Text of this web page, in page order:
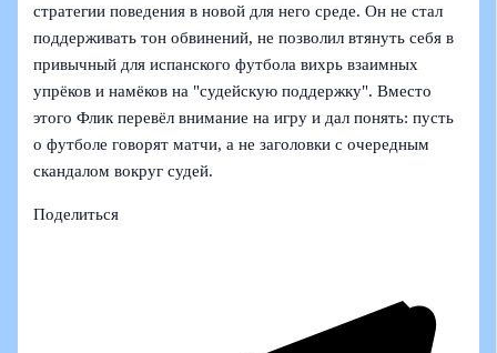
стратегии поведения в новой для него среде. Он не стал
поддерживать тон обвинений, не позволил втянуть себя в
привычный для испанского футбола вихрь взаимных
упрёков и намёков на "судейскую поддержку". Вместо
этого Флик перевёл внимание на игру и дал понять: пусть
о футболе говорят матчи, а не заголовки с очередным
скандалом вокруг судей.
Поделиться